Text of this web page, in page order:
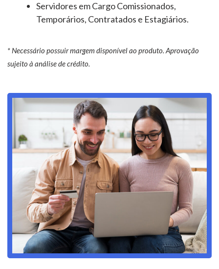
Servidores em Cargo Comissionados,
Temporários, Contratados e Estagiários.
* Necessário possuir margem disponível ao produto. Aprovação
sujeito à análise de crédito.